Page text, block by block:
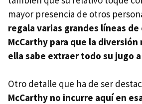
mayor presencia de otros
regala varias grandes líneas de
McCarthy para que la diversión
ella sabe extraer todo su jugo
Otro detalle que ha de ser
McCarthy no incurre aquí en